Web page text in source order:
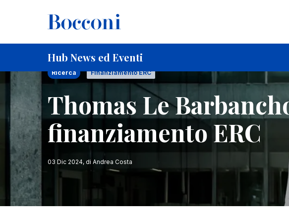
Hub News ed Eventi
Briciole di pane
Home Thomas Le Barbanchon vince un finanziamento ERC
Ricerca Finanziamento ERC
Thomas Le
finanziamento ERC
03 Dic 2024, di Andrea Costa